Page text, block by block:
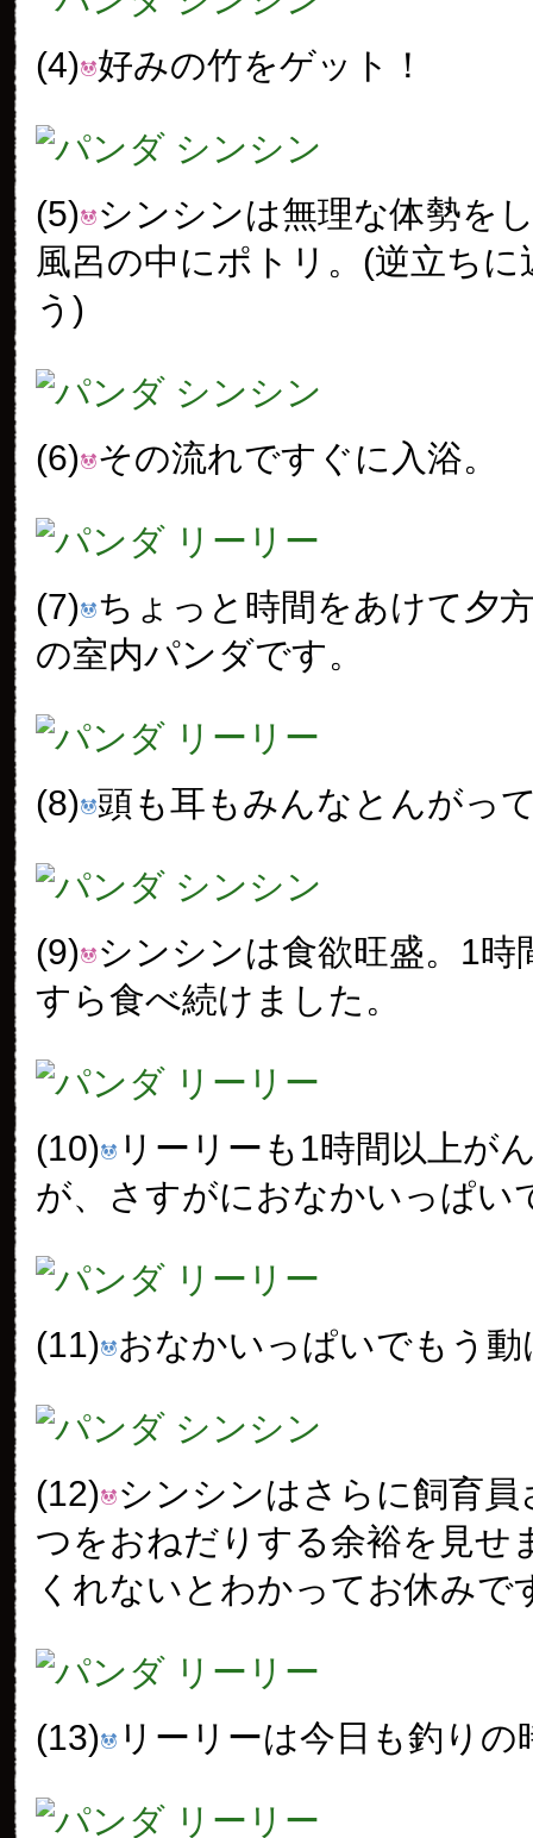
(4) 好みの竹をゲット！
(5) シンシンは無理な体勢を
風呂の中にポトリ。(逆立ち
う)
(6) その流れですぐに入浴。
(7) ちょっと時間をあけて夕
の室内パンダです。
(8) 頭も耳もみんなとんがっ
(9) シンシンは食欲旺盛。1時
すら食べ続けました。
(10)
リーリーも1時間以上が
が、さすがにおなかいっぱい
(11) おなかいっぱいでもう
(12) シンシンはさらに飼育
つをおねだりする余裕を見せ
くれないとわかってお休みで
(13) リーリーは今日も釣りの